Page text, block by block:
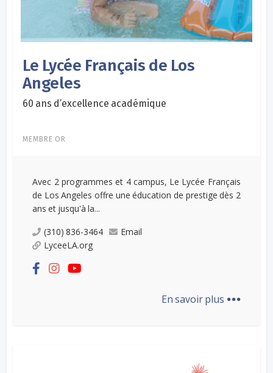
Le Lycée Français de Los
Angeles
60 ans d’excellence académique
MEMBRE OR
Avec 2 programmes et 4 campus, Le Lycée Français
de Los Angeles offre une éducation de prestige dès 2
ans et jusqu'à la...
(310) 836-3464
Email
LyceeLA.org
En savoir plus ...